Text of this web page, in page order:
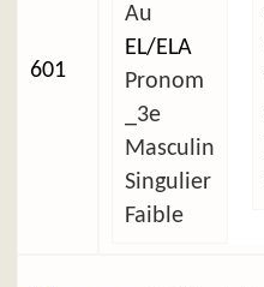
601
Au
EL/ELA
Pronom
_3e
Masculin
Singulier
Faible